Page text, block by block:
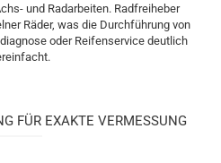
und Radarbeiten. Radfreiheber
Räder, was die Durchführung von
oder Reifenservice deutlich
FÜR EXAKTE VERMESSUNG